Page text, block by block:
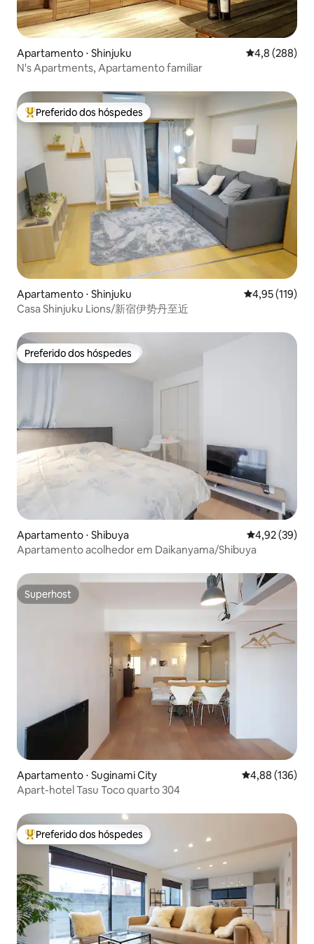
Apartamento ⋅ Shinjuku 4,8 de uma
4,8 (288)
N's Apartments, Apartamento familiar
Entre os melhores preferidos dos hóspedes
Preferido dos hóspedes
Apartamento ⋅ Shinjuku 4,95 de uma
4,95 (119)
Casa Shinjuku Lions/新宿伊势丹至近
Preferido dos hóspedes
Preferido dos hóspedes
Apartamento ⋅ Shibuya 4,92 de uma
4,92 (39)
Apartamento acolhedor em Daikanyama/Shibuya
Superhost
Superhost
Apartamento ⋅ Suginami City 4,88 de uma
4,88 (136)
Apart-hotel Tasu Toco quarto 304
Entre os melhores preferidos dos hóspedes
Preferido dos hóspedes